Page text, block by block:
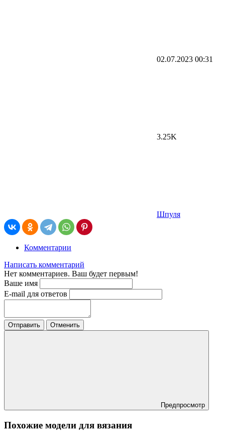
02.07.2023 00:31
3.25K
Шпуля
Комментарии
Написать комментарий
Нет комментариев. Ваш будет первым!
Ваше имя
E-mail для ответов
Отправить Отменить
Предпросмотр
Похожие модели для вязания